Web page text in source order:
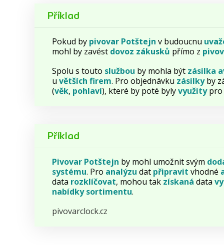
Příklad
Pokud by pivovar Potštejn v budoucnu
mohl by zavést dovoz zákusků přímo z
Spolu s touto službou by mohla být zásilka
u větších firem. Pro objednávku zásilkyby
(věk, pohlaví), které by poté bylyvyužitypro
Příklad
Pivovar Potštejn by mohl umožnit svým
systému. Pro analýzu dat připravit vhodné
data rozklíčovat, mohou tak získaná data
nabídky sortimentu.
pivovarclock.cz